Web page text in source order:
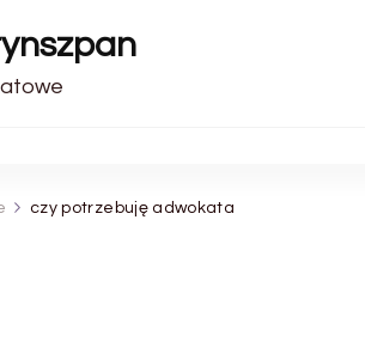
czy potrzebuję adwokata